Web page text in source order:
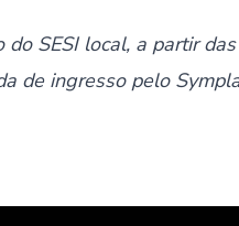
SESI local, a partir
de ingresso pelo